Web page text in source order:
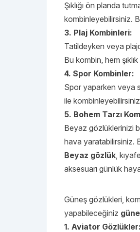
Şıklığı ön planda
kombinleyebilirsiniz.
3. Plaj Kombinleri:
Tatildeyken veya
Bu kombin, hem
4. Spor Kombinler:
Spor yaparken veya
ile
5. Bohem Tarzı
Beyaz gözlüklerinizi
hava yaratabilirsiniz.
Beyaz gözlük,
aksesuarı günlük
Güneş gözlükleri,
yapabileceğiniz
1. Aviator Gözlükler: